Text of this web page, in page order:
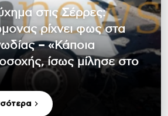
στις Σέρρες:
ρίχνει φως στα
– «Κάποια
ίσως μίλησε στο